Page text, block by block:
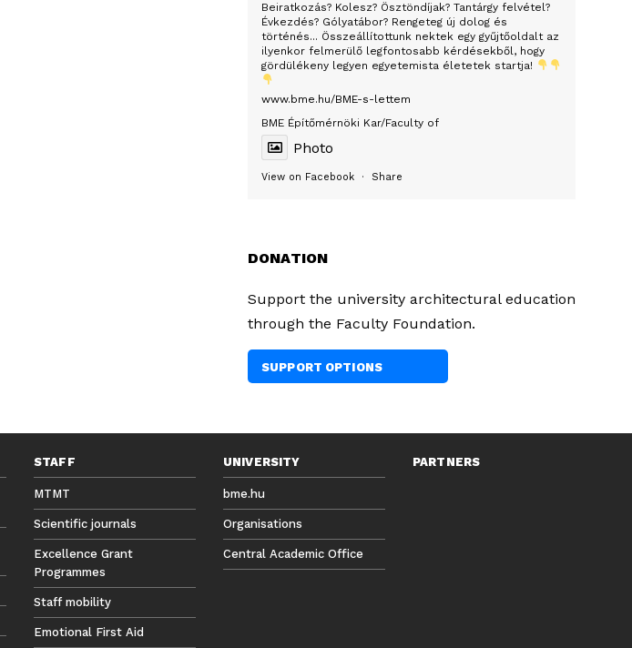
Beiratkozás? Kolesz? Ösztöndíjak? Tantárgy felvétel?
Évkezdés? Gólyatábor? Rengeteg új dolog és
történés... Összeállítottunk nektek egy gyűjtőoldalt az
ilyenkor felmerülő legfontosabb kérdésekből, hogy
gördülékeny legyen egyetemista életetek startja!
www.bme.hu/BME-s-lettem
BME Építőmérnöki Kar/Faculty of
Photo
View on Facebook · Share
DONATION
Support the university architectural education
through the Faculty Foundation.
SUPPORT OPTIONS
STAFF
MTMT
Scientific journals
Excellence Grant
Programmes
Staff mobility
Emotional First Aid
UNIVERSITY
bme.hu
Organisations
Central Academic Office
PARTNERS